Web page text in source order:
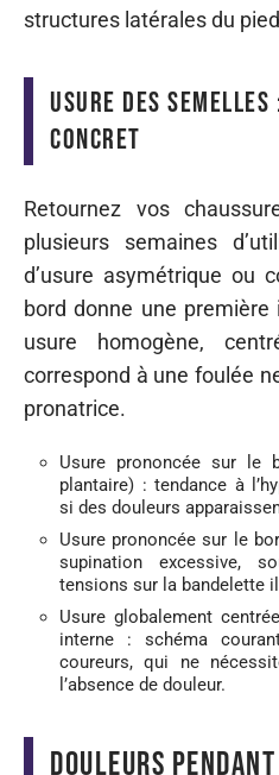
structures latérales du
Usure des
concret
Retournez vos
plusieurs semaines
d’usure asymétrique ou
bord donne une première
usure homogène,
correspond à une foulée
pronatrice.
Usure prononcée sur le
plantaire) : tendance à
si des douleurs
Usure prononcée sur le
supination excessive,
tensions sur la bandelette
Usure globalement
interne : schéma
coureurs, qui ne
l’absence de douleur.
Douleurs